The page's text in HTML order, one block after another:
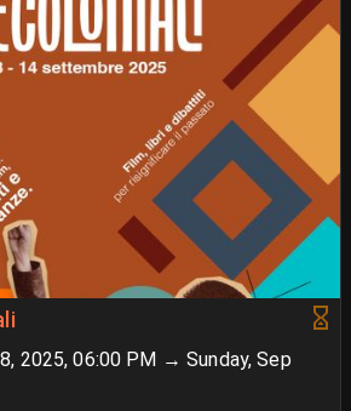
2025, 06:00 PM → Sunday, Sep